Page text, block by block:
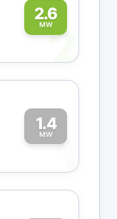
2.6
MW2
1.4
MW1